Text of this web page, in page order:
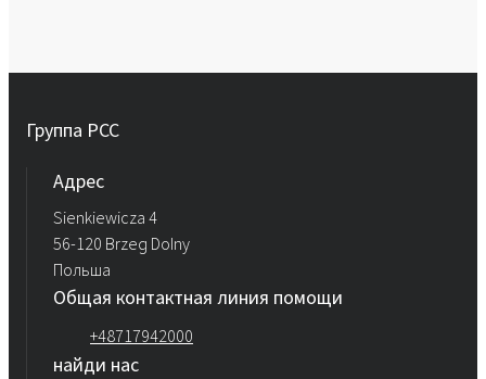
Группа PCC
Aдрес
Sienkiewicza 4
56-120 Brzeg Dolny
Польша
Общая контактная линия помощи
+48717942000
найди нас